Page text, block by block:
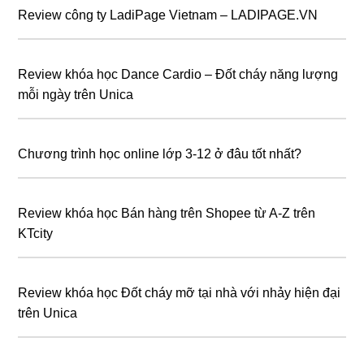
Review công ty LadiPage Vietnam – LADIPAGE.VN
Review khóa học Dance Cardio – Đốt cháy năng lượng
mỗi ngày trên Unica
Chương trình học online lớp 3-12 ở đâu tốt nhất?
Review khóa học Bán hàng trên Shopee từ A-Z trên
KTcity
Review khóa học Đốt cháy mỡ tại nhà với nhảy hiện đại
trên Unica